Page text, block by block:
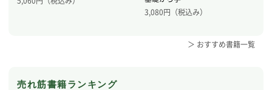
3,080円（税込み）
＞ おすすめ書籍一覧
売れ筋書籍ランキング